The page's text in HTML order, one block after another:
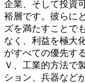
企業、そして投資
裕層です。彼らに
ズを満たすことで
なく、利益を極大
がすべての優先す
Ｖ、工業的方法で
ション、兵器など